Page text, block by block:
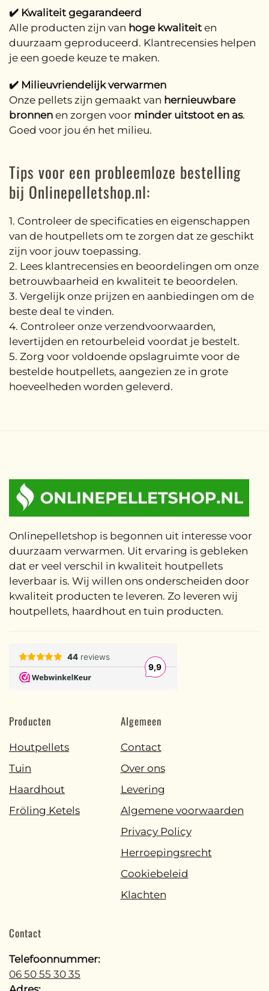
✔️ Kwaliteit gegarandeerd
Alle producten zijn van hoge kwaliteit en
duurzaam geproduceerd. Klantrecensies helpen
je een goede keuze te maken.
✔️ Milieuvriendelijk verwarmen
Onze pellets zijn gemaakt van hernieuwbare
bronnen en zorgen voor minder uitstoot en as.
Goed voor jou én het milieu.
Tips voor een probleemloze bestelling
bij Onlinepelletshop.nl:
1. Controleer de specificaties en eigenschappen
van de houtpellets om te zorgen dat ze geschikt
zijn voor jouw toepassing.
2. Lees klantrecensies en beoordelingen om onze
betrouwbaarheid en kwaliteit te beoordelen.
3. Vergelijk onze prijzen en aanbiedingen om de
beste deal te vinden.
4. Controleer onze verzendvoorwaarden,
levertijden en retourbeleid voordat je bestelt.
5. Zorg voor voldoende opslagruimte voor de
bestelde houtpellets, aangezien ze in grote
hoeveelheden worden geleverd.
Onlinepelletshop is begonnen uit interesse voor
duurzaam verwarmen. Uit ervaring is gebleken
dat er veel verschil in kwaliteit houtpellets
leverbaar is. Wij willen ons onderscheiden door
kwaliteit producten te leveren. Zo leveren wij
houtpellets, haardhout en tuin producten.
Producten
Houtpellets
Tuin
Haardhout
Fröling Ketels
Algemeen
Contact
Over ons
Levering
Algemene voorwaarden
Privacy Policy
Herroepingsrecht
Cookiebeleid
Klachten
Contact
Telefoonnummer:
06 50 55 30 35